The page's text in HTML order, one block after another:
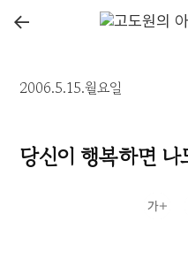
←
2006.5.15.월요일
당신이 행복하면